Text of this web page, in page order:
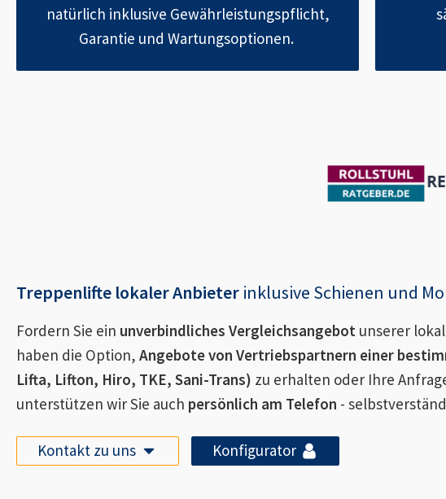
natürlich inklusive Gewährleistungspflicht,
Garantie und Wartungsoptionen.
Treppenlifte lokaler Anbieter inklusive Schienen und
Fordern Sie ein unverbindliches Vergleichsangebot unserer
haben die Option, Angebote von Vertriebspartnern einer
Lifta, Lifton, Hiro, TKE, Sani-Trans) zu erhalten oder Ihre
unterstützen wir Sie auch persönlich am Telefon -
Kontakt zu uns Konfigurator